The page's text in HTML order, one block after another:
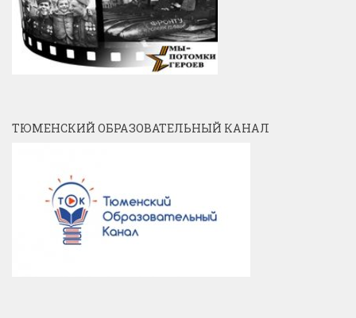
ТЮМЕНСКИЙ ОБРАЗОВАТЕЛЬНЫЙ КАНАЛ